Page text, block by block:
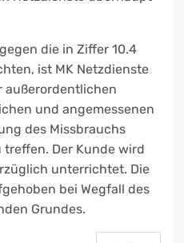
die in Ziffer 10.4
ist MK Netzdienste
außerordentlichen
und angemessenen
des Missbrauchs
Der Kunde wird
unterrichtet. Die
bei Wegfall des
Grundes.